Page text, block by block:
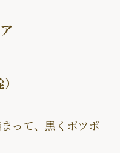
って、黒くポツポ